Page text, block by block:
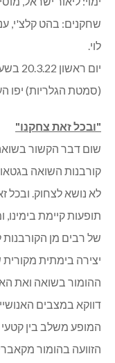
שחקנים: בהט קלצ'י,
לוי.
(סמטת הגלריות) יפו
"ובכל זאת צחקנו"
שום דבר הקשור
קורבנות השואה
לא נושא לצחוק. ובכל
תופעות קיימת
של רבים מן
יצירה בימתית
ההומור בשואה ואת
דווקא במצבים
המופע משלב בין קטעי
הזוועה בהומור